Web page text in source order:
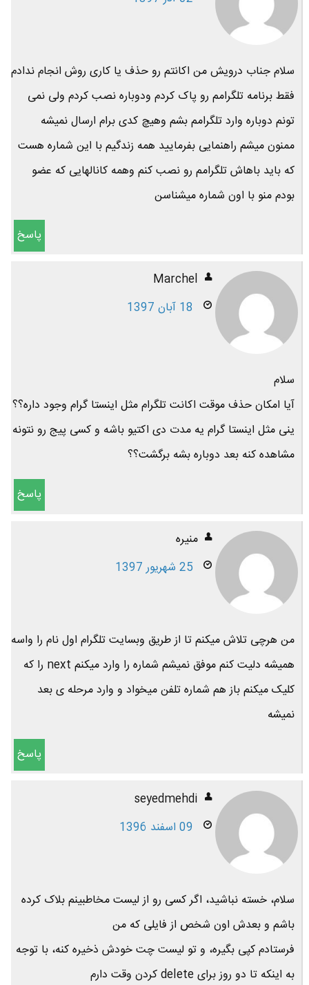
سلام جناب درویش من اکانتم رو حذف یا کاری روش انجام ندادم
فقط برنامه تلگرامم رو پاک کردم ودوباره نصب کردم ولی نمی
تونم دوباره وارد تلگرامم بشم وهیچ کدی برام ارسال نمیشه
ممنون میشم راهنمایی بفرمایید همه زندگیم با این شماره هست
که باید باهاش تلگرامم رو نصب کنم وهمه کانالهایی که عضو
بودم منو با اون شماره میشناسن
پاسخ
Marchel
18 آبان 1397
سلام
آیا امکان حذف موقت اکانت تلگرام مثل اینستا گرام وجود داره؟؟
ینی مثل اینستا گرام یه مدت دی اکتیو باشه و کسی پیج رو نتونه
مشاهده کنه بعد دوباره بشه برگشت؟؟
پاسخ
منیره
25 شهریور 1397
من هرچی تلاش میکنم تا از طریق وبسایت تلگرام اول نام را واسه
همیشه دلیت کنم موفق نمیشم شماره را وارد میکنم next را که
کلیک میکنم باز هم شماره تلفن میخواد و وارد مرحله ی بعد
نمیشه
پاسخ
seyedmehdi
09 اسفند 1396
سلام، خسته نباشید، اگر کسی رو از لیست مخاطبینم بلاک کرده
باشم و بعدش اون شخص از فایلی که من
فرستادم کپی بگیره، و تو لیست چت خودش ذخیره کنه، با توجه
به اینکه تا دو روز برای delete کردن وقت دارم